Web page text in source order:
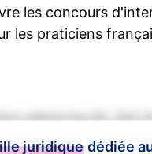
les concours
les praticiens
adipiscing elit. Sed
ad minim veniam,
juridique dédiée